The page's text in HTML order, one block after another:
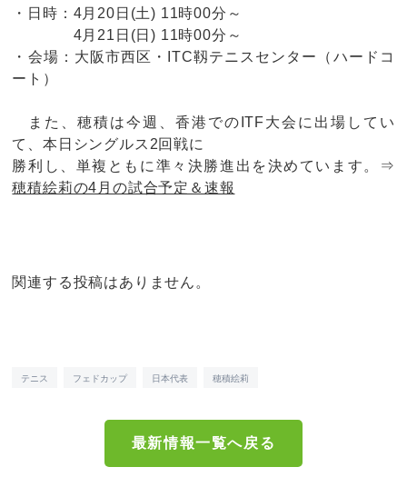
・日時：4月20日(土) 11時00分～
4月21日(日) 11時00分～
・会場：大阪市西区・ITC靱テニスセンター（ハードコ
ート）
また、穂積は今週、香港でのITF大会に出場してい
て、本日シングルス2回戦に
勝利し、単複ともに準々決勝進出を決めています。⇒
穂積絵莉の4月の試合予定＆速報
関連する投稿はありません。
テニス フェドカップ 日本代表 穂積絵莉
最新情報一覧へ戻る